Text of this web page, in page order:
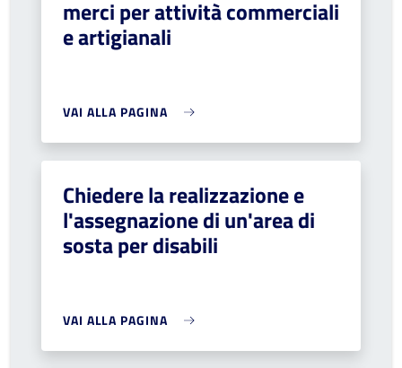
merci per attività commerciali
e artigianali
VAI ALLA PAGINA
Chiedere la realizzazione e
l'assegnazione di un'area di
sosta per disabili
VAI ALLA PAGINA